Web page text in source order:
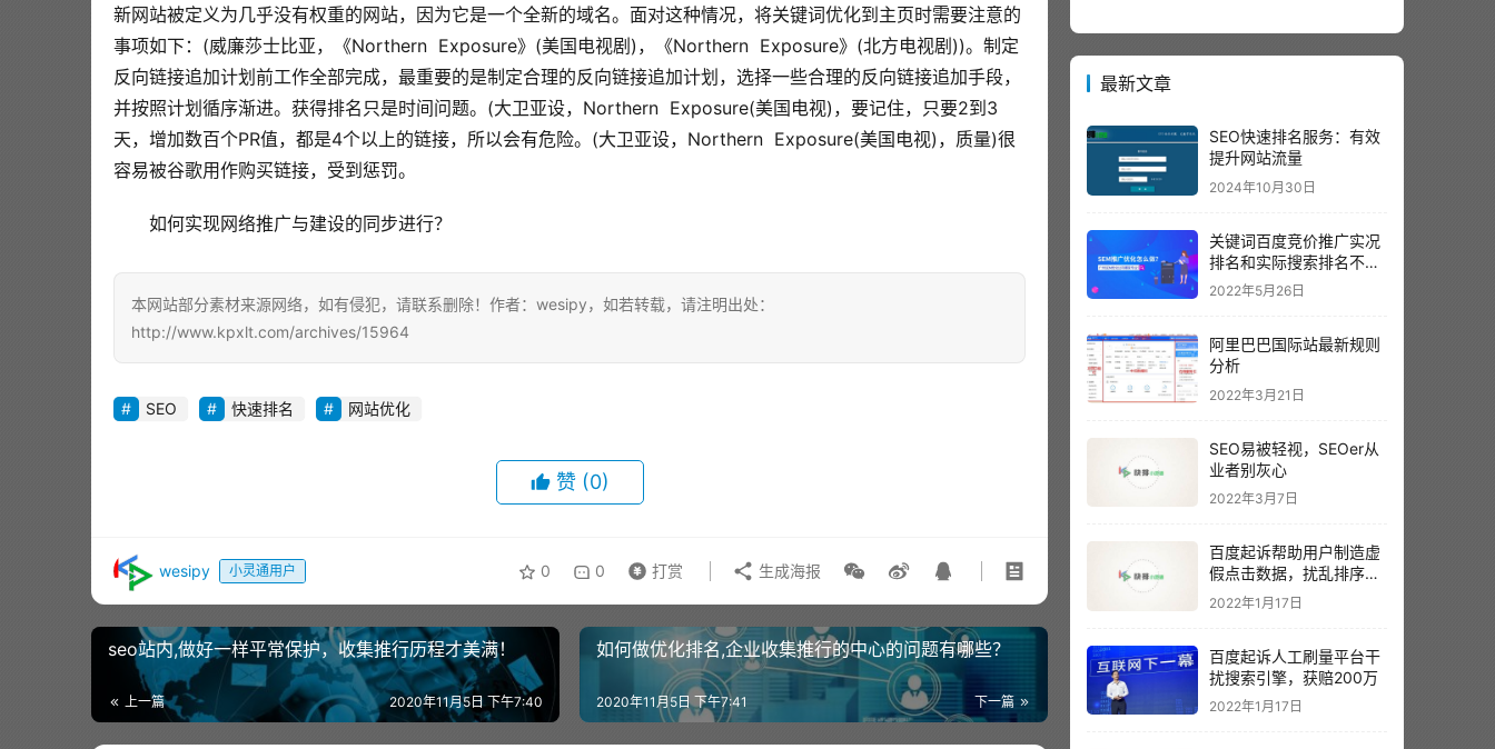
新网站被定义为几乎没有权重的网站，因为它是一个全新的域名。面对这种情况，将关键词优化到主页时需要注意的
事项如下：(威廉莎士比亚，《Northern  Exposure》(美国电视剧)，《Northern  Exposure》(北方电视剧))。制定
反向链接追加计划前工作全部完成，最重要的是制定合理的反向链接追加计划，选择一些合理的反向链接追加手段，
并按照计划循序渐进。获得排名只是时间问题。(大卫亚设，Northern  Exposure(美国电视)，要记住，只要2到3
天，增加数百个PR值，都是4个以上的链接，所以会有危险。(大卫亚设，Northern  Exposure(美国电视)，质量)很
容易被谷歌用作购买链接，受到惩罚。
如何实现网络推广与建设的同步进行？
本网站部分素材来源网络，如有侵犯，请联系删除！作者：wesipy，如若转载，请注明出处：
http://www.kpxlt.com/archives/15964
SEO 快速排名 网站优化
赞 (0)
wesipy 小灵通用户 0 0 打赏 生成海报
seo站内,做好一样平常保护，收集推行历程才美满！
上一篇 2020年11月5日 下午7:40
如何做优化排名,企业收集推行的中心的问题有哪些？
下一篇
2020年11月5日 下午7:41
众集资，怎样“赚”有
最新文章
SEO快速排名服务：有效
提升网站流量
2024年10月30日
关键词百度竞价推广实况
排名和实际搜索排名不一
样？以哪个为准呢？
2022年5月26日
阿里巴巴国际站最新规则
分析
2022年3月21日
SEO易被轻视，SEOer从
业者别灰心
2022年3月7日
百度起诉帮助用户制造虚
假点击数据，扰乱排序结
果。
2022年1月17日
百度起诉人工刷量平台干
扰搜索引擎，获赔200万
2022年1月17日